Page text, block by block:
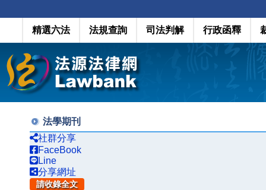
精選六法 法規查詢 司法判解 行政函釋
法學期刊
社群分享
FaceBook
Line
分享網址
請收錄全文